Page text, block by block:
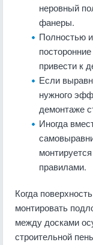
неровный
фанеры.
Полностью
привести к
Если
нужного
демонтаже
Иногда
правилами.
Когда
монтировать
между досками
строительной